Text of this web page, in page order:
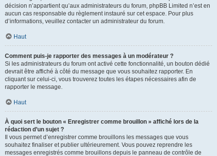
décision n’appartient qu’aux administrateurs du forum, phpBB Limited n’est en
aucun cas responsable du règlement instauré sur cet espace. Pour plus
d’informations, veuillez contacter un administrateur du forum.
Haut
Comment puis-je rapporter des messages à un modérateur ?
Si les administrateurs du forum ont activé cette fonctionnalité, un bouton dédié
devrait être affiché à côté du message que vous souhaitez rapporter. En
cliquant sur celui-ci, vous trouverez toutes les étapes nécessaires afin de
rapporter le message.
Haut
À quoi sert le bouton « Enregistrer comme brouillon » affiché lors de la
rédaction d’un sujet ?
Il vous permet d’enregistrer comme brouillons les messages que vous
souhaitez finaliser et publier ultérieurement. Vous pouvez reprendre les
messages enregistrés comme brouillons depuis le panneau de contrôle de